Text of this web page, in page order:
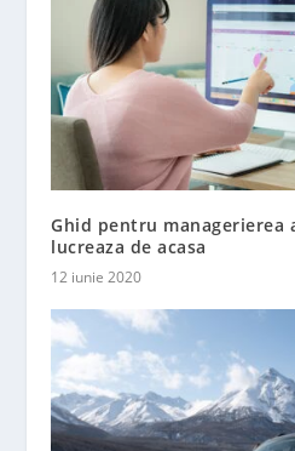
Ghid pentru managerierea
lucreaza de acasa
12 iunie 2020